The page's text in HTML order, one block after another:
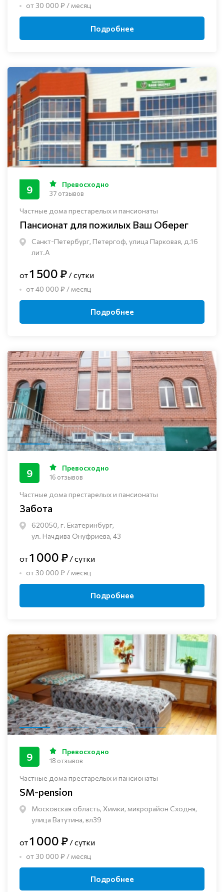
от 30 000 ₽ / месяц
Подробнее
Частные дома престарелых и пансионаты
Пансионат для пожилых Ваш Оберег
Санкт-Петербург, Петергоф, улица Парковая, д.16
лит.А
9 Превосходно
37 отзывов
от1 500 ₽ / сутки
от 40 000 ₽ / месяц
Подробнее
Частные дома престарелых и пансионаты
Забота
620050, г. Екатеринбург,
ул. Начдива Онуфриева, 43
9 Превосходно
16 отзывов
от1 000 ₽ / сутки
от 30 000 ₽ / месяц
Подробнее
Частные дома престарелых и пансионаты
SM-pension
Московская область, Химки, микрорайон Сходня,
улица Ватутина, вл39
9 Превосходно
18 отзывов
от1 000 ₽ / сутки
от 30 000 ₽ / месяц
Подробнее